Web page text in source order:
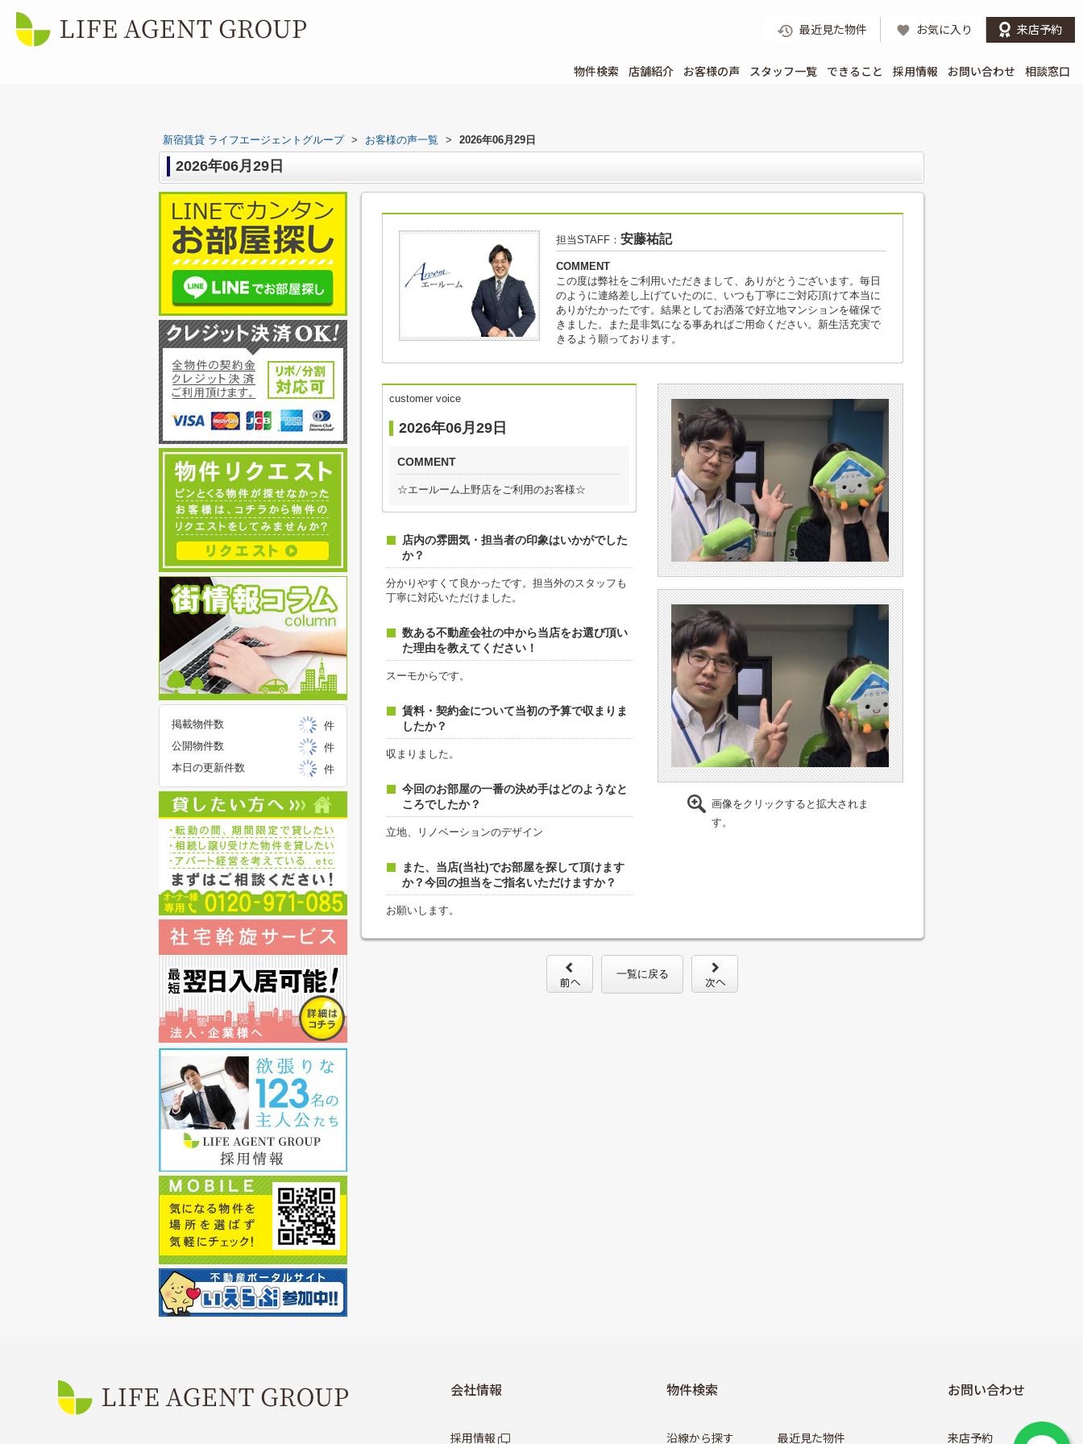
最近見た物件 お気に入り 来店予約
物件検索 店舗紹介 お客様の声 スタッフ一覧 できること 採用情報 お問い合わせ 相談窓口
新宿賃貸 ライフエージェントグループ > お客様の声一覧 > 2026年06月29日
2026年06月29日
担当STAFF： 安藤祐記
COMMENT
この度は弊社をご利用いただきまして、ありがとうございます。毎日
のように連絡差し上げていたのに、いつも丁寧にご対応頂けて本当に
ありがたかったです。結果としてお洒落で好立地マンションを確保で
きました。また是非気になる事あればご用命ください。新生活充実で
きるよう願っております。
customer voice
2026年06月29日
COMMENT
☆エールーム上野店をご利用のお客様☆
店内の雰囲気・担当者の印象はいかがでした
か？
分かりやすくて良かったです。担当外のスタッフも
丁寧に対応いただけました。
数ある不動産会社の中から当店をお選び頂い
た理由を教えてください！
スーモからです。
賃料・契約金について当初の予算で収まりま
したか？
収まりました。
今回のお部屋の一番の決め手はどのようなと
ころでしたか？
立地、リノベーションのデザイン
また、当店(当社)でお部屋を探して頂けます
か？今回の担当をご指名いただけますか？
お願いします。
画像をクリックすると拡大されま
す。
一覧に戻る
掲載物件数
件
公開物件数
件
本日の更新件数
件
会社情報
採用情報
物件検索
沿線から探す 最近見た物件
お問い合わせ
来店予約